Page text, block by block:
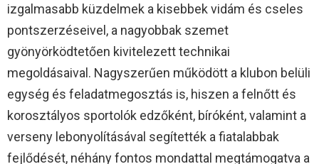
izgalmasabb küzdelmek a kisebbek vidám és cseles
pontszerzéseivel, a nagyobbak szemet
gyönyörködtetően kivitelezett technikai
megoldásaival. Nagyszerűen működött a klubon belüli
egység és feladatmegosztás is, hiszen a felnőtt és
korosztályos sportolók edzőként, bíróként, valamint a
verseny lebonyolításával segítették a fiatalabbak
fejlődését, néhány fontos mondattal megtámogatva a